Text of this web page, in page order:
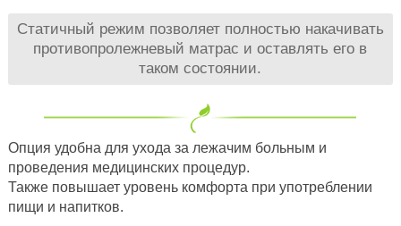
Статичный режим позволяет полностью накачивать
противопролежневый матрас и оставлять его в
таком состоянии.
Опция удобна для ухода за лежачим больным и
проведения медицинских процедур.
Также повышает уровень комфорта при употреблении
пищи и напитков.